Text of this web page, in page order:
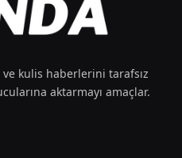
kulis haberlerini tarafsız
aktarmayı amaçlar.